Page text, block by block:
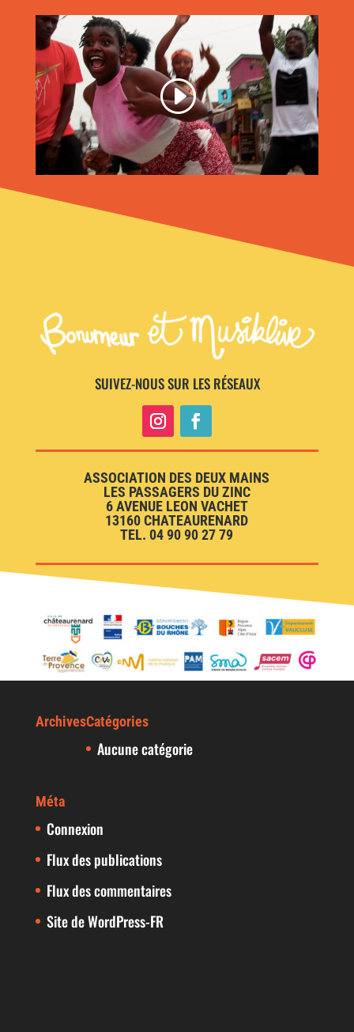
SUIVEZ-NOUS SUR LES RÉSEAUX
ASSOCIATION DES DEUX MAINS
LES PASSAGERS DU ZINC
6 AVENUE LEON VACHET
13160 CHATEAURENARD
TEL. 04 90 90 27 79
ArchivesCatégories
Aucune catégorie
Méta
Connexion
Flux des publications
Flux des commentaires
Site de WordPress-FR